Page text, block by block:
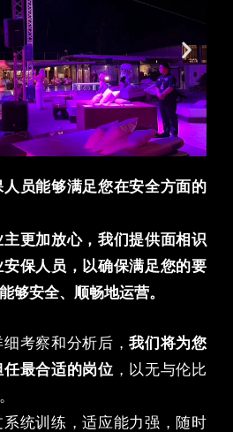
员能够满足您在安全方面的
更加放心，我们提供面相识
保人员，以确保满足您的要
够安全、顺畅地运营。
考察和分析后，我们将为您
最合适的岗位 ，以无与伦比
统训练，适应能力强，随时